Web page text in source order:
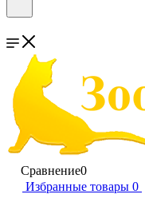
Сравнение0
Избранные товары 0